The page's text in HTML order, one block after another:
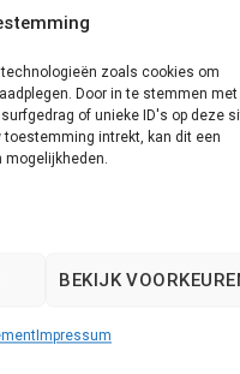
zoals cookies om
Door in te stemmen met
of unieke ID's op deze
intrekt, kan dit een
mogelijkheden.
BEKIJK
Impressum